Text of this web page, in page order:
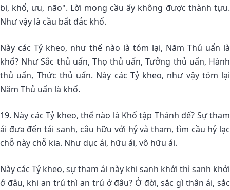
bi, khổ, ưu, não". Lời mong cầu ấy không được thành tựu.
Như vậy là cầu bất đắc khổ.
Này các Tỷ kheo, như thế nào là tóm lại, Năm Thủ uẩn là
khổ? Như Sắc thủ uẩn, Thọ thủ uẩn, Tưởng thủ uẩn, Hành
thủ uẩn, Thức thủ uẩn. Này các Tỷ kheo, như vậy tóm lại
Năm Thủ uẩn là khổ.
19. Này các Tỷ kheo, thế nào là Khổ tập Thánh đế? Sự tham
ái đưa đến tái sanh, câu hữu với hỷ và tham, tìm cầu hỷ lạc
chỗ này chỗ kia. Như dục ái, hữu ái, vô hữu ái.
Này các Tỷ kheo, sự tham ái này khi sanh khởi thì sanh khởi
ở đâu, khi an trú thì an trú ở đâu? Ở đời, sắc gì thân ái, sắc